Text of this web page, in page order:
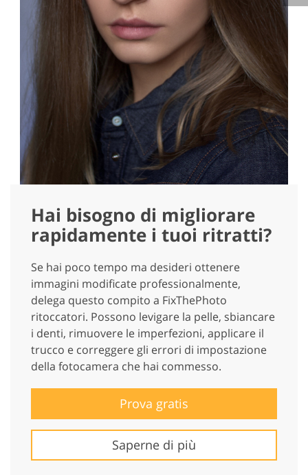
Hai bisogno di migliorare
rapidamente i tuoi ritratti?
Se hai poco tempo ma desideri ottenere
immagini modificate professionalmente,
delega questo compito a FixThePhoto
ritoccatori. Possono levigare la pelle, sbiancare
i denti, rimuovere le imperfezioni, applicare il
trucco e correggere gli errori di impostazione
della fotocamera che hai commesso.
Prova gratis
Saperne di più